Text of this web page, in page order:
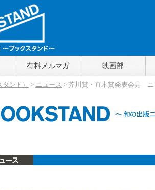
クスタンド）
ま話～
有料メルマガ 映画部
ンド） > ニュース > 芥川賞・直木賞発表会見